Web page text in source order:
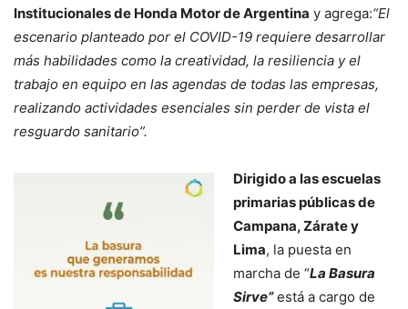
Institucionales de Honda Motor de Argentina y agrega:“El
escenario planteado por el COVID-19 requiere desarrollar
más habilidades como la creatividad, la resiliencia y el
trabajo en equipo en las agendas de todas las empresas,
realizando actividades esenciales sin perder de vista el
resguardo sanitario”.
Dirigido a las escuelas
primarias públicas de
Campana, Zárate y
Lima, la puesta en
marcha de “La Basura
Sirve”está a cargo de